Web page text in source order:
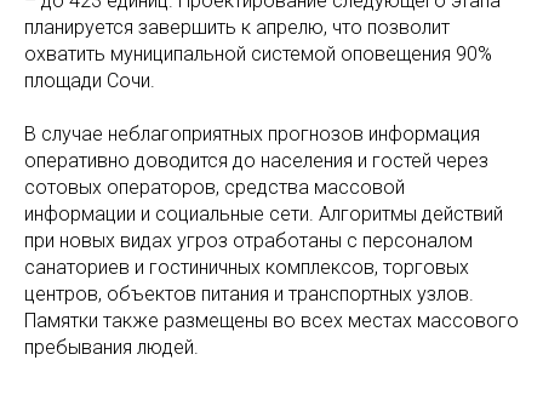
планируется завершить к апрелю, что позволит
охватить муниципальной системой оповещения 90%
площади Сочи.
В случае неблагоприятных прогнозов информация
оперативно доводится до населения и гостей через
сотовых операторов, средства массовой
информации и социальные сети. Алгоритмы действий
при новых видах угроз отработаны с персоналом
санаториев и гостиничных комплексов, торговых
центров, объектов питания и транспортных узлов.
Памятки также размещены во всех местах массового
пребывания людей.